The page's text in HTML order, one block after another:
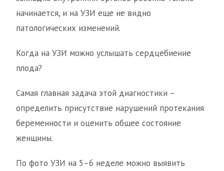
начинается, и на УЗИ еще не видно
патологических изменений.
Когда на УЗИ можно услышать сердцебиение
плода?
Самая главная задача этой диагностики –
определить присутствие нарушений протекания
беременности и оценить общее состояние
женщины.
По фото УЗИ на 5–6 неделе можно выявить